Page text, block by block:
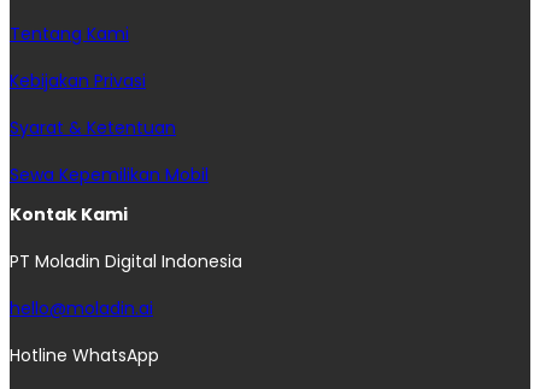
Tentang Kami
Kebijakan Privasi
Syarat & Ketentuan
Sewa Kepemilikan Mobil
Kontak Kami
PT Moladin Digital Indonesia
hello@moladin.ai
Hotline WhatsApp